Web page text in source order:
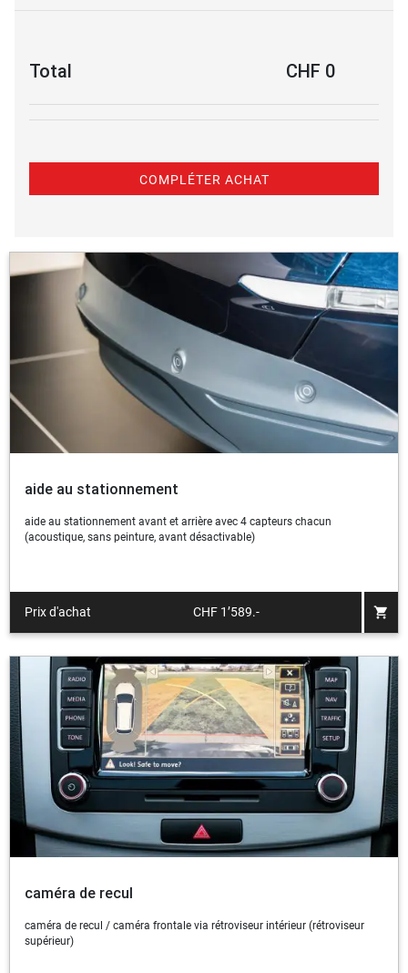
aide au stationnement
aide au stationnement avant et arrière avec 4 capteurs chacun
(acoustique, sans peinture, avant désactivable)
Prix d'achat CHF 1’589.- shopping_cart
caméra de recul
caméra de recul / caméra frontale via rétroviseur intérieur (rétroviseur
supérieur)
Total CHF 0
COMPLÉTER ACHAT